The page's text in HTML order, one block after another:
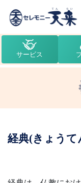
サービス
経典(きょうて